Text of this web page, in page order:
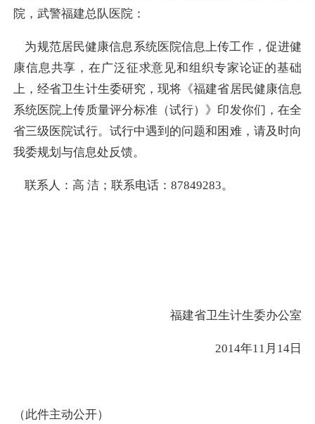
院，武警福建总队医院：
为规范居民健康信息系统医院信息上传工作，促进健
康信息共享，在广泛征求意见和组织专家论证的基础
上，经省卫生计生委研究，现将《福建省居民健康信息
系统医院上传质量评分标准（试行）》印发你们，在全
省三级医院试行。试行中遇到的问题和困难，请及时向
我委规划与信息处反馈。
联系人：高 洁；联系电话：87849283。
福建省卫生计生委办公室
2014年11月14日
（此件主动公开）